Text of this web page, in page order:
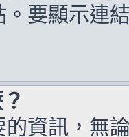
要顯示連
資訊，無